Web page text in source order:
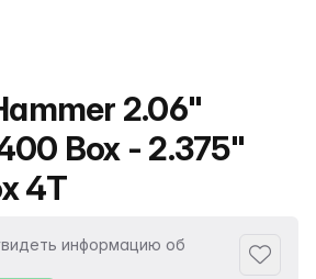
продукта
2.06"
Box - 2.375"
4T
информацию об